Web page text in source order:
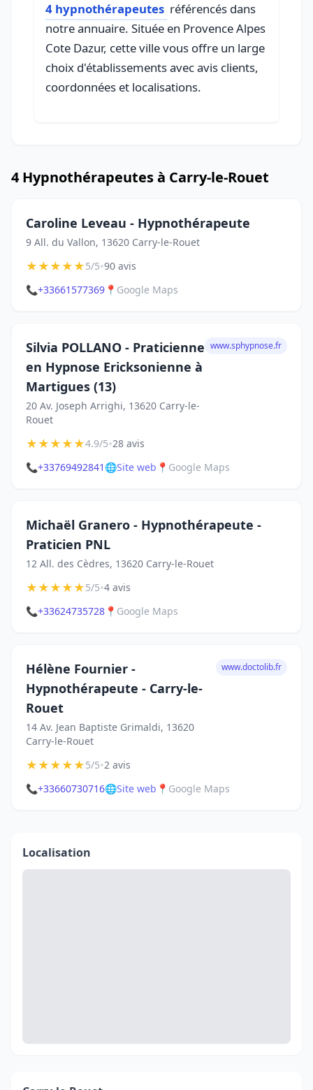
4 hypnothérapeutes référencés dans
notre annuaire. Située en Provence Alpes
Cote Dazur, cette ville vous offre un large
choix d'établissements avec avis clients,
coordonnées et localisations.
4 Hypnothérapeutes à Carry-le-Rouet
Caroline Leveau - Hypnothérapeute
9 All. du Vallon, 13620 Carry-le-Rouet
★★★★★5/5•90 avis
📞+33661577369 📍 Google Maps
Silvia POLLANO - Praticienne
en Hypnose Ericksonienne à
Martigues (13)
20 Av. Joseph Arrighi, 13620 Carry-le-
Rouet
www.sphypnose.fr
★★★★★4.9/5•28 avis
📞+33769492841 🌐Site web 📍 Google Maps
Michaël Granero - Hypnothérapeute -
Praticien PNL
12 All. des Cèdres, 13620 Carry-le-Rouet
★★★★★5/5•4 avis
📞+33624735728 📍 Google Maps
Hélène Fournier -
Hypnothérapeute - Carry-le-
Rouet
14 Av. Jean Baptiste Grimaldi, 13620
Carry-le-Rouet
www.doctolib.fr
★★★★★5/5•2 avis
📞+33660730716🌐Site web 📍 Google Maps
Localisation